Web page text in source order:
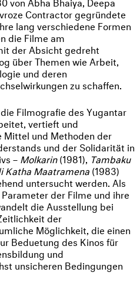
Contractor gegründete
lang verschiedene Formen
die Filme am
der Absicht gedreht
über Themen wie Arbeit,
und deren
zu schaffen.
Filmografie des Yugantar
vertieft und
und Methoden der
und der Solidarität in
–Molkarin(1981), Tambaku
Katha Maatramena (1983)
untersucht werden. Als
der Filme und ihre
die Ausstellung bei
der
Möglichkeit, die einen
Beduetung des Kinos für
und
unsicheren Bedingungen